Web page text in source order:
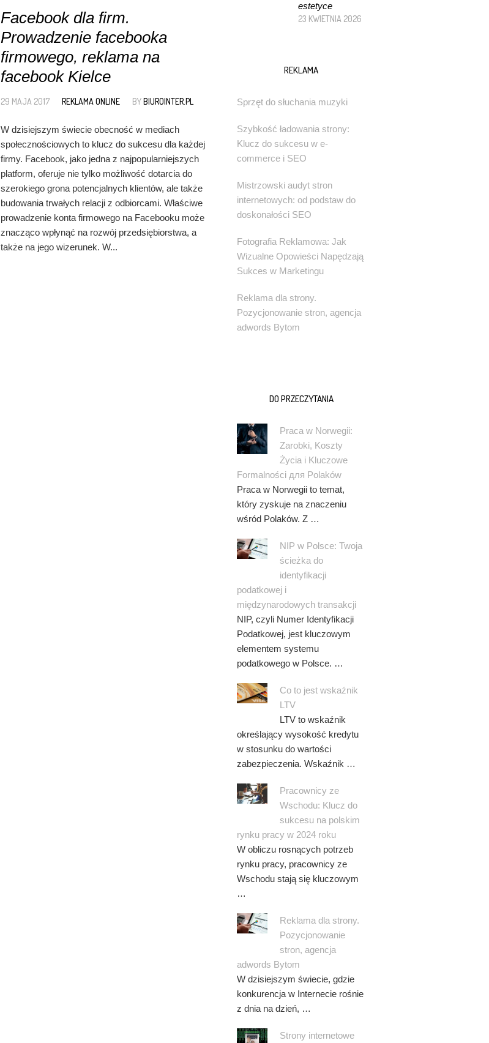
Facebook dla firm.
Prowadzenie facebooka
firmowego, reklama na
facebook Kielce
29 MAJA 2017 REKLAMA ONLINE BYBIUROINTER.PL
W dzisiejszym świecie obecność w mediach
społecznościowych to klucz do sukcesu dla każdej
firmy. Facebook, jako jedna z najpopularniejszych
platform, oferuje nie tylko możliwość dotarcia do
szerokiego grona potencjalnych klientów, ale także
budowania trwałych relacji z odbiorcami. Właściwe
prowadzenie konta firmowego na Facebooku może
znacząco wpłynąć na rozwój przedsiębiorstwa, a
także na jego wizerunek. W...
estetyce
23 KWIETNIA 2026
REKLAMA
Sprzęt do słuchania muzyki
Szybkość ładowania strony:
Klucz do sukcesu w e-
commerce i SEO
Mistrzowski audyt stron
internetowych: od podstaw do
doskonałości SEO
Fotografia Reklamowa: Jak
Wizualne Opowieści Napędzają
Sukces w Marketingu
Reklama dla strony.
Pozycjonowanie stron, agencja
adwords Bytom
DO PRZECZYTANIA
Praca w Norwegii:
Zarobki, Koszty
Życia i Kluczowe
Formalności для Polaków
Praca w Norwegii to temat,
który zyskuje na znaczeniu
wśród Polaków. Z …
NIP w Polsce: Twoja
ścieżka do
identyfikacji
podatkowej i
międzynarodowych transakcji
NIP, czyli Numer Identyfikacji
Podatkowej, jest kluczowym
elementem systemu
podatkowego w Polsce. …
Co to jest wskaźnik
LTV
LTV to wskaźnik
określający wysokość kredytu
w stosunku do wartości
zabezpieczenia. Wskaźnik …
Pracownicy ze
Wschodu: Klucz do
sukcesu na polskim
rynku pracy w 2024 roku
W obliczu rosnących potrzeb
rynku pracy, pracownicy ze
Wschodu stają się kluczowym
…
Reklama dla strony.
Pozycjonowanie
stron, agencja
adwords Bytom
W dzisiejszym świecie, gdzie
konkurencja w Internecie rośnie
z dnia na dzień, …
Strony internetowe